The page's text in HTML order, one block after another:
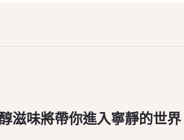
滋味將帶你進入寧靜的世